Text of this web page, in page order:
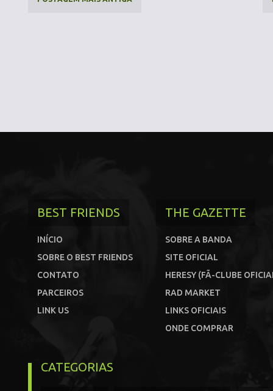
BEST FRIENDS
INÍCIO
SOBRE O BEST FRIENDS
CONTATO
PARCEIROS
LINK US
THE GAZETTE
SOBRE A BANDA
SITE OFICIAL
HERESY (FÃ-CLUBE
RAD MARKET
LINKS OFICIAIS
ONDE COMPRAR
CATEGORIAS